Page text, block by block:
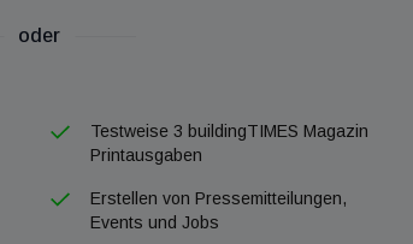
aus Linz. Niederlassungen der 226-
68 Millionen Euro erzielt hat, befinden sich in
Fiegl und Spielberger mit seinen 419
Euro. Das Unternehmen mit Zentrale in
verwandte Dinge, wie Skigebietslösungen und
oder
Testweise 3 buildingTIMES Magazin
Printausgaben
Erstellen von Pressemitteilungen,
Events und Jobs